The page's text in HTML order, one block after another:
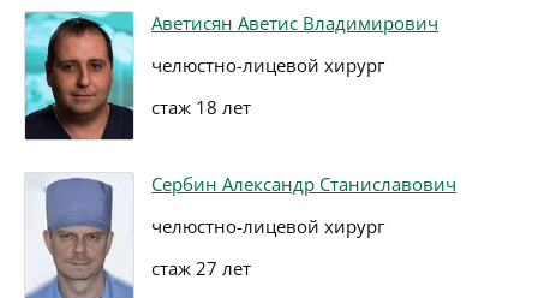
Аветисян Аветис Владимирович
челюстно-лицевой хирург
стаж 18 лет
Сербин Александр Станиславович
челюстно-лицевой хирург
стаж 27 лет